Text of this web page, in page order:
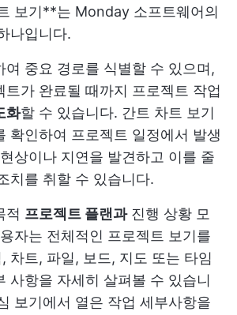
보기**는 Monday 소프트웨어의
나입니다.
여 중요 경로를 식별할 수 있으며,
트가 완료될 때까지 프로젝트 작업
화할 수 있습니다. 간트 차트 보기
확인하여 프로젝트 일정에서 발생
상이나 지연을 발견하고 이를 줄
치를 취할 수 있습니다.
적 프로젝트 플랜과 진행 상황 모
자는 전체적인 프로젝트 보기를
차트, 파일, 보드, 지도 또는 타임
사항을 자세히 살펴볼 수 있습니
보기에서 열은 작업 세부사항을